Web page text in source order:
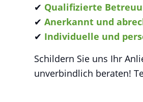
✔ Qualifizierte
✔ Anerkannt und
✔ Individuelle und
Schildern Sie uns Ihr
unverbindlich beraten!